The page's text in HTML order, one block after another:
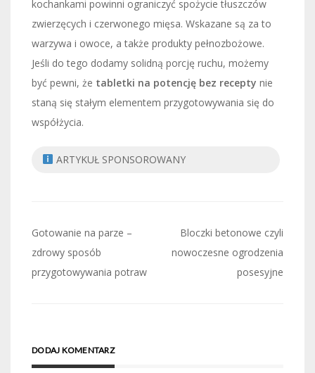
kochankami powinni ograniczyć spożycie tłuszczów
zwierzęcych i czerwonego mięsa. Wskazane są za to
warzywa i owoce, a także produkty pełnozbożowe.
Jeśli do tego dodamy solidną porcję ruchu, możemy
być pewni, że tabletki na potencję bez recepty nie
staną się stałym elementem przygotowywania się do
współżycia.
ARTYKUŁ SPONSOROWANY
Nawigacja
wpisu
Gotowanie na parze –
zdrowy sposób
przygotowywania potraw
Bloczki betonowe czyli
nowoczesne ogrodzenia
posesyjne
DODAJ KOMENTARZ